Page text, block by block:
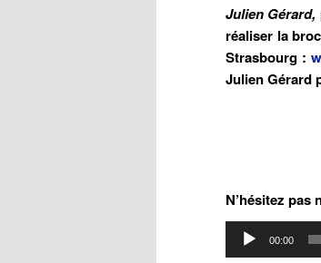
Julien Gérard,
réaliser la
Strasbourg :
Julien Gérard
N’hésitez pas
Lecteur
audio
00:00